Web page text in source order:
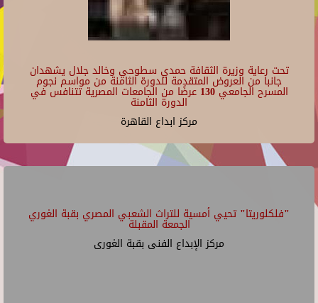
تحت رعاية وزيرة الثقافة حمدي سطوحي وخالد جلال يشهدان
جانبا من العروض المتقدمة للدورة الثامنة من مواسم نجوم
المسرح الجامعي 130 عرضًا من الجامعات المصرية تتنافس في
الدورة الثامنة
مركز ابداع القاهرة
"فلكلوريتا" تحيي أمسية للتراث الشعبي المصري بقبة الغوري
الجمعة المقبلة
مركز الإبداع الفنى بقبة الغورى